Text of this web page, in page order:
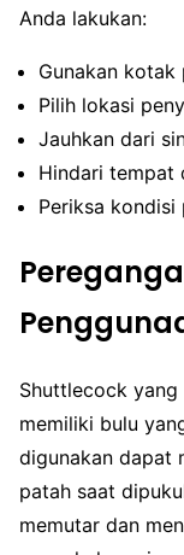
Anda lakukan:
Gunakan
Pilih lokasi
Jauhkan dari
Hindari tempat
Periksa kondisi
Shuttlecock yang
memiliki bulu
digunakan dapat
patah saat
memutar dan